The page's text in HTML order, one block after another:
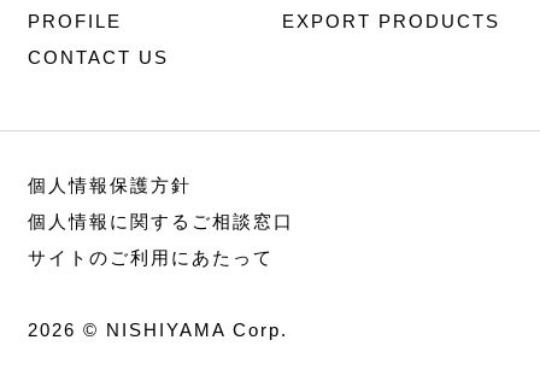
PROFILE
EXPORT PRODUCTS
CONTACT US
個人情報保護方針
個人情報に関するご相談窓口
サイトのご利用にあたって
2026 © NISHIYAMA Corp.